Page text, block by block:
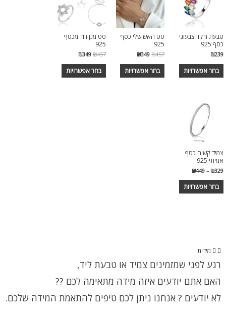
טבעת זרקון צבעוני
כסף 925
₪239
בחר אפשרויות
סט האש שלי כסף
925
₪457
₪349
בחר אפשרויות
סט מגן דוד מכסף
925
₪457
₪349
בחר אפשרויות
צמיד קשיח כסף
אמיתי 925
₪329
–
₪449
בחר אפשרויות
מידות
רגע לפני שמזמינים צמיד או טבעת ליד,
האם אתם יודעים איזה מידה מתאימה לכם ??
לא יודעים ? אנחנו ניתן לכם טיפים להתאמת המידה שלכם.